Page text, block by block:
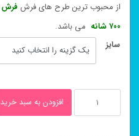
از محبوب ترین طرح های فرش
۷۰۰ شانه
می باشد.
سایز
ماشینی
افزودن به سبد خرید